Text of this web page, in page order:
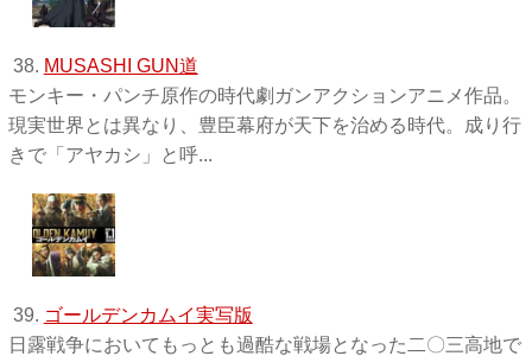
38. MUSASHI GUN道
モンキー・パンチ原作の時代劇ガンアクションアニメ作品。
現実世界とは異なり、豊臣幕府が天下を治める時代。成り行
きで「アヤカシ」と呼...
39. ゴールデンカムイ実写版
日露戦争においてもっとも過酷な戦場となった二〇三高地で